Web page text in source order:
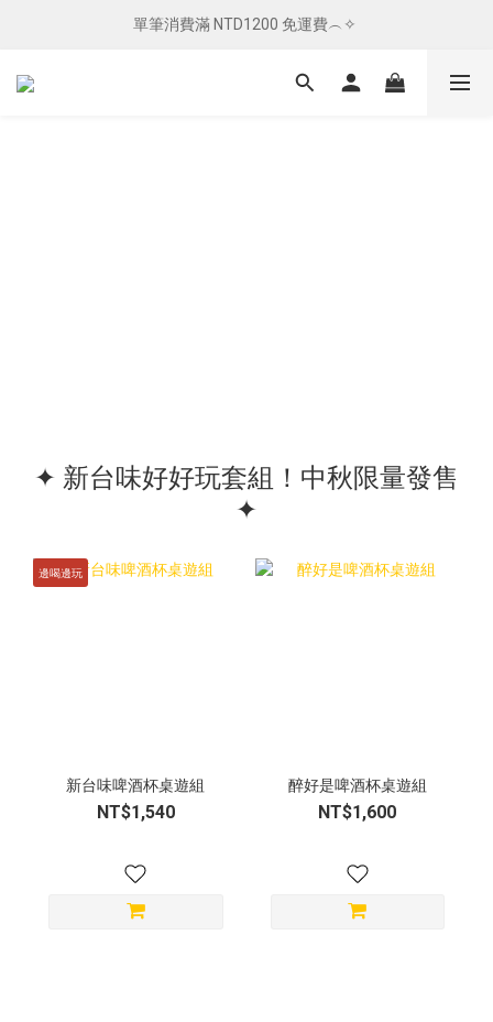
單筆消費滿 NTD1200 免運費︵✧
單筆消費滿 NTD1200 免運費︵✧
總柴發福利 ✦ 全館滿 $800 贈紅包袋
✦ 新台味好好玩套組！中秋限量發售
✦
邊喝邊玩
新台味啤酒杯桌遊組
NT$1,540
醉好是啤酒杯桌遊組
NT$1,600